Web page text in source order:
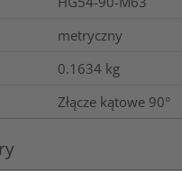
metryczny
0.1634 kg
Złącze kątowe 90°